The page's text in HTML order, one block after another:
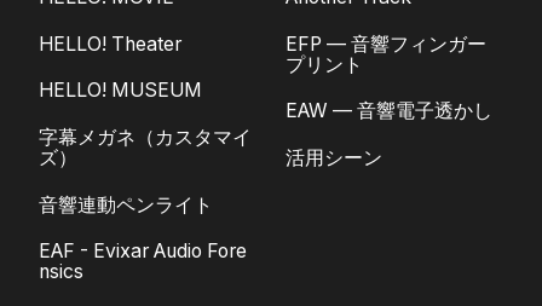
HELLO! Theater
HELLO! MUSEUM
字幕メガネ（カスタマイ
ズ）
音響連動ペンライト
EAF - Evixar Audio Fore
nsics
EFP — 音響フィンガー
プリント
EAW — 音響電子透かし
活用シーン